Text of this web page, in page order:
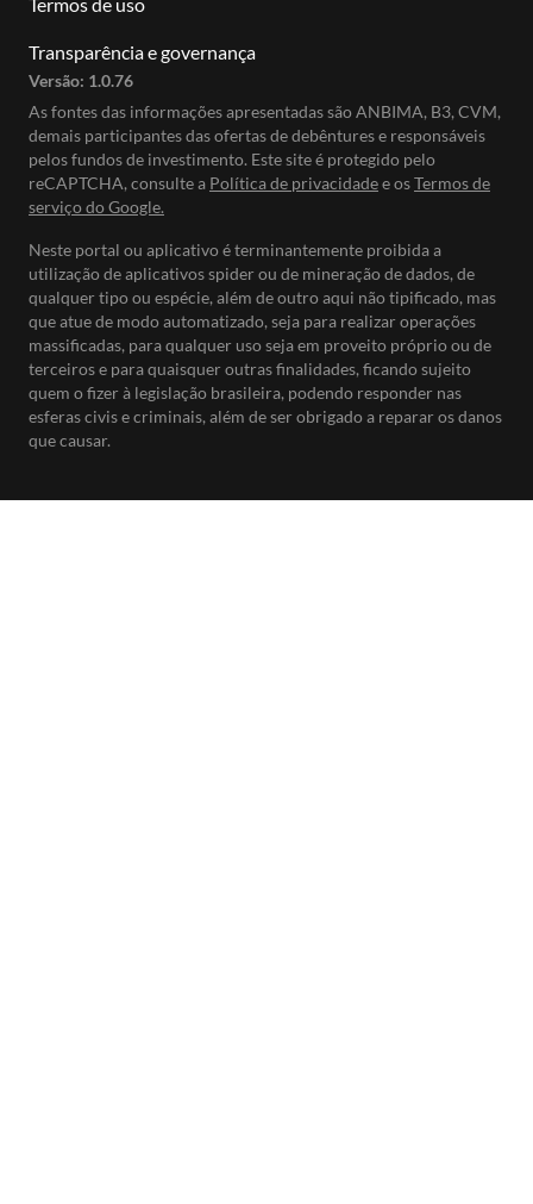
Transparência e governança
Versão: 1.0.76
As fontes das informações apresentadas são ANBIMA, B3, CVM,
demais participantes das ofertas de debêntures e responsáveis
pelos fundos de investimento. Este site é protegido pelo
reCAPTCHA, consulte a Política de privacidadee osTermos de
serviço do Google.
Neste portal ou aplicativo é terminantemente proibida a
utilização de aplicativos spider ou de mineração de dados, de
qualquer tipo ou espécie, além de outro aqui não tipificado, mas
que atue de modo automatizado, seja para realizar operações
massificadas, para qualquer uso seja em proveito próprio ou de
terceiros e para quaisquer outras finalidades, ficando sujeito
quem o fizer à legislação brasileira, podendo responder nas
esferas civis e criminais, além de ser obrigado a reparar os danos
que causar.